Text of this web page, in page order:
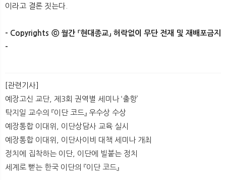
이라고 결론 짓는다.
- Copyrights ⓒ 월간 「현대종교」 허락없이 무단 전재 및 재배포금지
-
[관련기사]
예장고신 교단, 제3회 권역별 세미나 ‘출항’
탁지일 교수의 『이단 코드』 우수상 수상
예장통합 이대위, 이단상담사 교육 실시
예장통합 이대위, 이단사이비 대책 세미나 개최
정치에 집착하는 이단, 이단에 빌붙는 정치
세계로 뻗는 한국 이단의 『이단 코드』